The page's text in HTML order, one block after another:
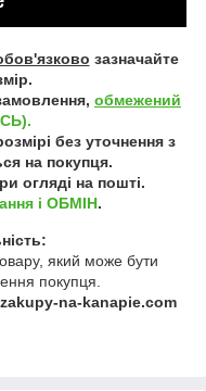
зазначайте
обмежений
без уточнення з
на покупця.
огляді на пошті.
і ОБМІН.
який може бути
покупця.
na-kanapie.com